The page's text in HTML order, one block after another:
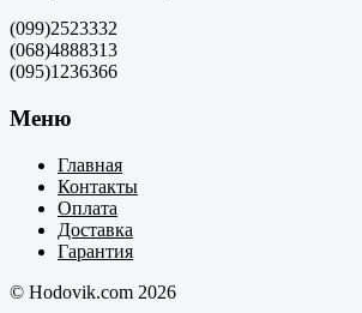
(099)2523332
(068)4888313
(095)1236366
Меню
Главная
Контакты
Оплата
Доставка
Гарантия
© Hodovik.com 2026